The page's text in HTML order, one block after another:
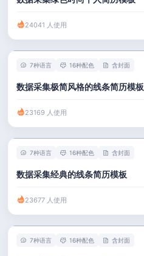
24041 人使用
7种语言 16种配色 含封面
数据采集极简风格的线条简历模板
23169 人使用
7种语言 16种配色 含封面
数据采集经典的线条简历模板
23677 人使用
7种语言 16种配色 含封面